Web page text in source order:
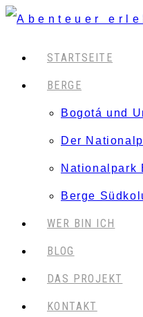
STARTSEITE
BERGE
Bogotá und
Der
Nationalpark
Berge
WER BIN ICH
BLOG
DAS PROJEKT
KONTAKT